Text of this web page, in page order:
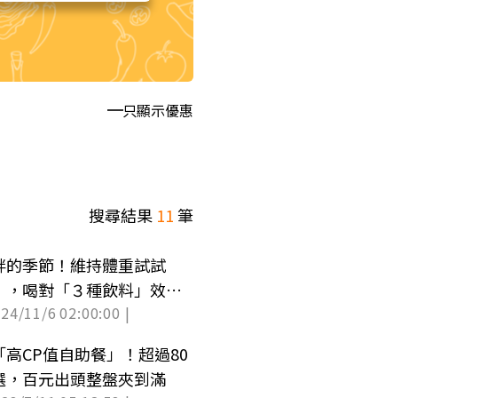
只顯示優惠
搜尋結果 11筆
的季節！維持體重試試
，喝對「３種飲料」效果
11/6 02:00:00 |
高CP值自助餐」！超過80
，百元出頭整盤夾到滿